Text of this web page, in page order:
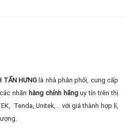
TẤN HƯNG là nhà phân phối, cung cấp
nhãn hàng chính hãnguy tín trên thị
Tenda, Unitek,… với giá thành hợp lí,